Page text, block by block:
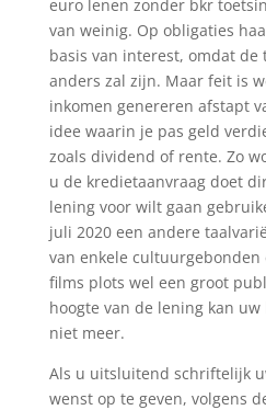
euro lenen zonder bkr
van weinig. Op obligaties
basis van interest, omdat
anders zal zijn. Maar feit is
inkomen genereren afstapt
idee waarin je pas geld
zoals dividend of rente. Zo
u de kredietaanvraag doet
lening voor wilt gaan
juli 2020 een andere
van enkele
films plots wel een groot
hoogte van de lening kan
niet meer.
Als u uitsluitend schriftelijk
wenst op te geven, volgens